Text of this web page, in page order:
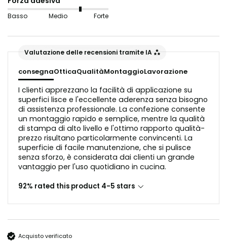
ondulate o trucioli di legno non sono adatti in questo
luce nell'aspetto del vetro.
Prima dell'applicazione, il substrato deve essere privo
di polvere e grasso.
Basso Medio Forte
Valutazione delle recensioni tramite IA
consegnaOtticaQualitàMontaggioLavorazione
I clienti apprezzano la facilità di applicazione su
superfici lisce e l'eccellente aderenza senza bisogno
di assistenza professionale. La confezione consente
un montaggio rapido e semplice, mentre la qualità
di stampa di alto livello e l'ottimo rapporto qualità-
prezzo risultano particolarmente convincenti. La
superficie di facile manutenzione, che si pulisce
senza sforzo, è considerata dai clienti un grande
vantaggio per l'uso quotidiano in cucina.
92% rated this product 4-5 stars
Acquisto verificato